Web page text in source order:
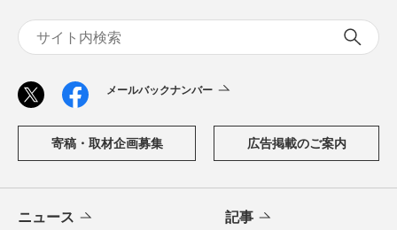
メールバックナンバー
寄稿・取材企画募集 広告掲載のご案内
ニュース 記事